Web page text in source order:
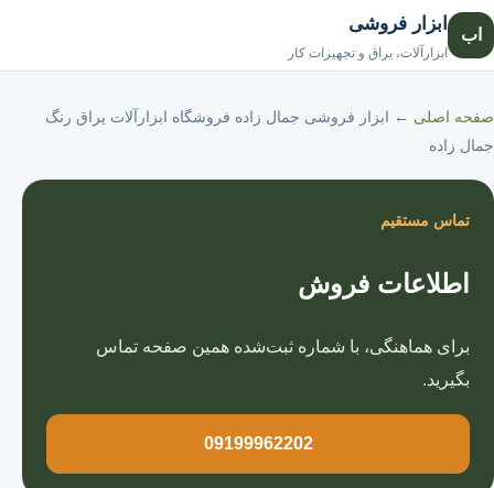
اب
ابزار فروشی
ابزارآلات، یراق و تجهیزات کار
صفحه اصلی ← ابزار فروشی جمال زاده فروشگاه ابزارآلات یراق رنگ
جمال زاده
تماس مستقیم
اطلاعات فروش
برای هماهنگی، با شماره ثبت‌شده همین صفحه تماس
بگیرید.
09199962202